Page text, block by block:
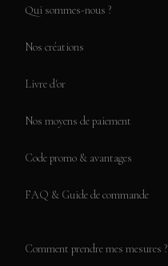
Qui sommes-nous ?
Nos créations
Livre d'or
Nos moyens de paiement
Code promo & avantages
FAQ & Guide de commande
Comment prendre mes mesures ?